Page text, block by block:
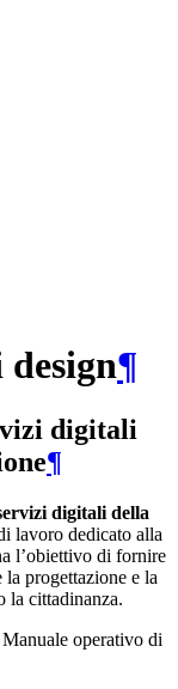
¶
digitali
¶
digitali della
lavoro dedicato alla
l’obiettivo di fornire
progettazione e la
la cittadinanza.
operativo di